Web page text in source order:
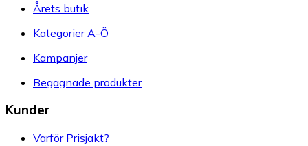
Årets butik
Kategorier A-Ö
Kampanjer
Begagnade produkter
Kunder
Varför Prisjakt?